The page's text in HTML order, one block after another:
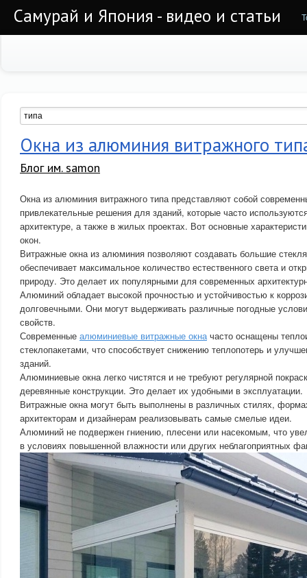
Самурай и Япония - видео и статьи
Окна из алюминия витражного
Блог им. samon
Окна из алюминия витражного типа представляют собой
привлекательные решения для зданий, которые часто
архитектуре, а также в жилых проектах. Вот основные
окон.
Витражные окна из алюминия позволяют создавать большие
обеспечивает максимальное количество естественного света и
природу. Это делает их популярными для современных
Алюминий обладает высокой прочностью и устойчивостью к
долговечными. Они могут выдерживать различные погодные
свойств.
Современные алюминиевые витражные окначасто оснащены
стеклопакетами, что способствует снижению теплопотерь и
зданий.
Алюминиевые окна легко чистятся и не требуют регулярной
деревянные конструкции. Это делает их удобными в эксплуатации.
Витражные окна могут быть выполнены в различных стилях,
архитекторам и дизайнерам реализовывать самые смелые идеи.
Алюминий не подвержен гниению, плесени или насекомым, что
в условиях повышенной влажности или других неблагоприятных